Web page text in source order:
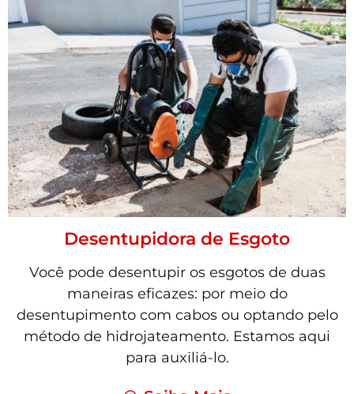
Desentupidora de Esgoto
Você pode desentupir os esgotos de duas
maneiras eficazes: por meio do
desentupimento com cabos ou optando pelo
método de hidrojateamento. Estamos aqui
para auxiliá-lo.